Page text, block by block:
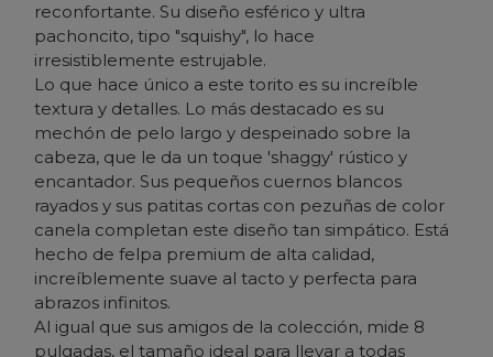
reconfortante. Su diseño esférico y ultra
pachoncito, tipo "squishy", lo hace
irresistiblemente estrujable.
Lo que hace único a este torito es su increíble
textura y detalles. Lo más destacado es su
mechón de pelo largo y despeinado sobre la
cabeza, que le da un toque 'shaggy' rústico y
encantador. Sus pequeños cuernos blancos
rayados y sus patitas cortas con pezuñas de color
canela completan este diseño tan simpático. Está
hecho de felpa premium de alta calidad,
increíblemente suave al tacto y perfecta para
abrazos infinitos.
Al igual que sus amigos de la colección, mide 8
pulgadas, el tamaño ideal para llevar a todas